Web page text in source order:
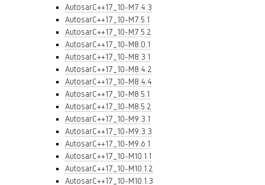
AutosarC++17_10-M7.4.3
AutosarC++17_10-M7.5.1
AutosarC++17_10-M7.5.2
AutosarC++17_10-M8.0.1
AutosarC++17_10-M8.3.1
AutosarC++17_10-M8.4.2
AutosarC++17_10-M8.4.4
AutosarC++17_10-M8.5.1
AutosarC++17_10-M8.5.2
AutosarC++17_10-M9.3.1
AutosarC++17_10-M9.3.3
AutosarC++17_10-M9.6.1
AutosarC++17_10-M10.1.1
AutosarC++17_10-M10.1.2
AutosarC++17_10-M10.1.3